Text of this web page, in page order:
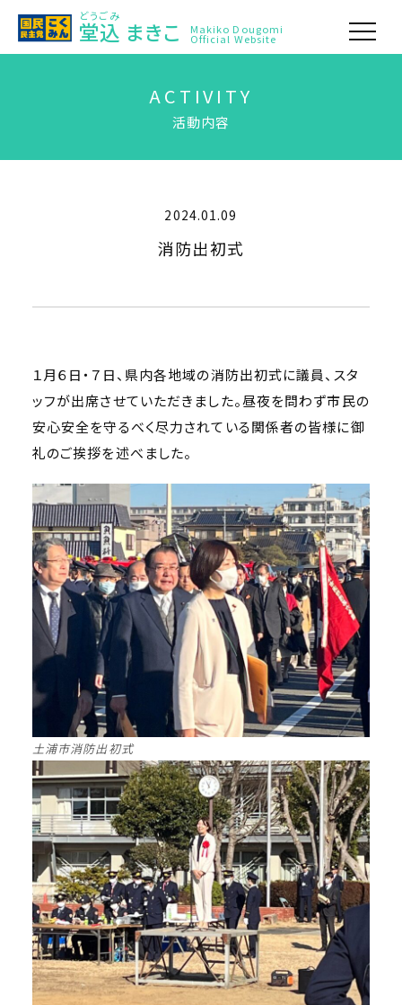
堂込
どうごみ
まきこ Makiko Dougomi
Official Website
ACTIVITY
活動内容
2024.01.09
消防出初式
１月６日・７日、県内各地域の消防出初式に議員、スタ
ッフが出席させていただきました。昼夜を問わず市民の
安心安全を守るべく尽力されている関係者の皆様に御
礼のご挨拶を述べました。
土浦市消防出初式